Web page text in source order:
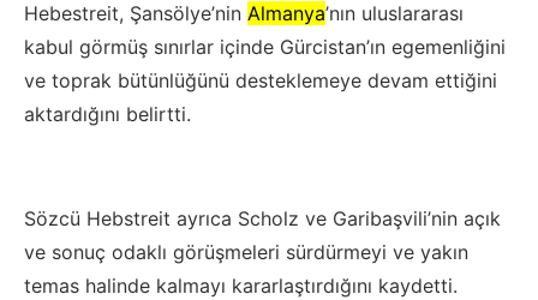
Hebestreit, Şansölye’nin Almanya’nın uluslararası
kabul görmüş sınırlar içinde Gürcistan’ın egemenliğini
ve toprak bütünlüğünü desteklemeye devam ettiğini
aktardığını belirtti.
Sözcü Hebstreit ayrıca Scholz ve Garibaşvili’nin açık
ve sonuç odaklı görüşmeleri sürdürmeyi ve yakın
temas halinde kalmayı kararlaştırdığını kaydetti.